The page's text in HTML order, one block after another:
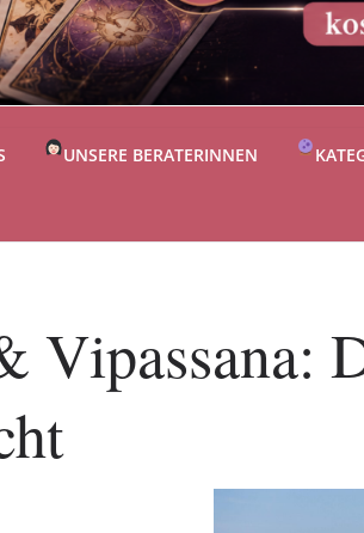
UNSERE BERATERINNEN
Vipassana: